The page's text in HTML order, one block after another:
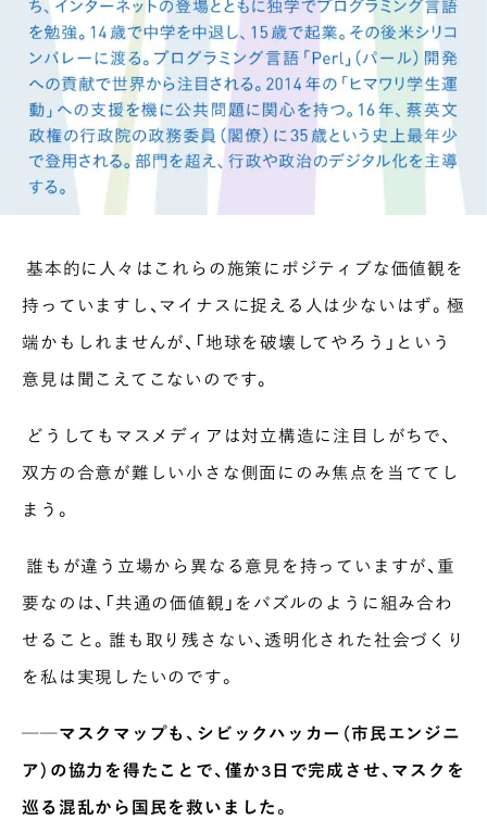
基本的に人々はこれらの施策にポジティブな価値観を
持っていますし、マイナスに捉える人は少ないはず。極
端かもしれませんが、「地球を破壊してやろう」という
意見は聞こえてこないのです。
どうしてもマスメディアは対立構造に注目しがちで、
双方の合意が難しい小さな側面にのみ焦点を当ててし
まう。
誰もが違う立場から異なる意見を持っていますが、重
要なのは、「共通の価値観」をパズルのように組み合わ
せること。誰も取り残さない、透明化された社会づくり
を私は実現したいのです。
──マスクマップも、シビックハッカー（市民エンジニ
ア）の協力を得たことで、僅か3日で完成させ、マスクを
巡る混乱から国民を救いました。